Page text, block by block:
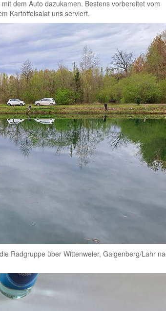
dem Auto dazukamen. Bestens vorbereitet vom
Kartoffelsalat uns serviert.
Radgruppe über Wittenweier, Galgenberg/Lahr